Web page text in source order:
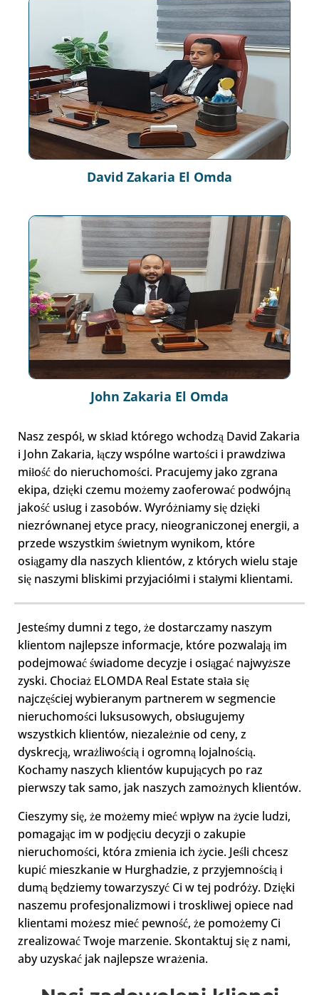
David Zakaria El Omda
John Zakaria El Omda
Nasz zespół, w skład którego wchodzą David Zakaria
i John Zakaria, łączy wspólne wartości i prawdziwa
miłość do nieruchomości. Pracujemy jako zgrana
ekipa, dzięki czemu możemy zaoferować podwójną
jakość usług i zasobów. Wyróżniamy się dzięki
niezrównanej etyce pracy, nieograniczonej energii, a
przede wszystkim świetnym wynikom, które
osiągamy dla naszych klientów, z których wielu staje
się naszymi bliskimi przyjaciółmi i stałymi klientami.
Jesteśmy dumni z tego, że dostarczamy naszym
klientom najlepsze informacje, które pozwalają im
podejmować świadome decyzje i osiągać najwyższe
zyski. Chociaż ELOMDA Real Estate stała się
najczęściej wybieranym partnerem w segmencie
nieruchomości luksusowych, obsługujemy
wszystkich klientów, niezależnie od ceny, z
dyskrecją, wrażliwością i ogromną lojalnością.
Kochamy naszych klientów kupujących po raz
pierwszy tak samo, jak naszych zamożnych klientów.
Cieszymy się, że możemy mieć wpływ na życie ludzi,
pomagając im w podjęciu decyzji o zakupie
nieruchomości, która zmienia ich życie. Jeśli chcesz
kupić mieszkanie w Hurghadzie, z przyjemnością i
dumą będziemy towarzyszyć Ci w tej podróży. Dzięki
naszemu profesjonalizmowi i troskliwej opiece nad
klientami możesz mieć pewność, że pomożemy Ci
zrealizować Twoje marzenie. Skontaktuj się z nami,
aby uzyskać jak najlepsze wrażenia.